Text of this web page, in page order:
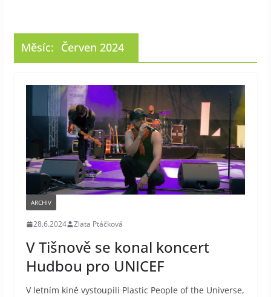
Měsíc: Červen 2024
ARCHIV
28.6.2024 Zlata Ptáčková
V Tišnově se konal koncert
Hudbou pro UNICEF
V letním kině vystoupili Plastic People of the Universe,